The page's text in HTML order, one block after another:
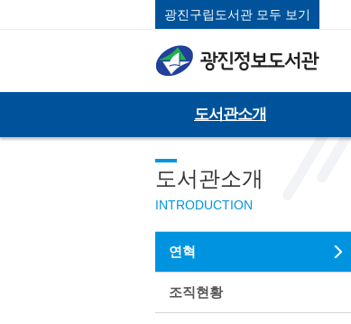
광진구립도서관 모두 보기
도서관소개
도서관소개
INTRODUCTION
연혁
조직현황